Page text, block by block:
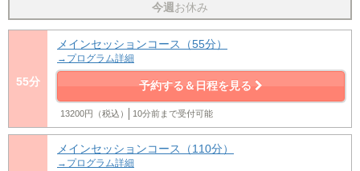
今週 お休み
55分
メインセッションコース（55分）
→プログラム詳細
予約する＆日程を見る
13200円（税込） 10分前まで受付可能
メインセッションコース（110分）
→プログラム詳細